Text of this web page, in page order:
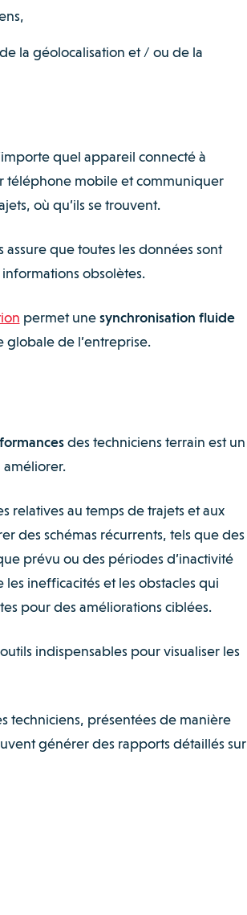
la géolocalisation et / ou de la
quel appareil connecté à
téléphone mobile et communiquer
où qu’ils se trouvent.
assure que toutes les données sont
obsolètes.
permet unesynchronisation fluide
globale de l’entreprise.
des techniciens terrain est un
relatives au temps de trajets et aux
des schémas récurrents, tels que des
prévu ou des périodes d’inactivité
inefficacités et les obstacles qui
pour des améliorations ciblées.
indispensables pour visualiser les
techniciens, présentées de manière
générer des rapports détaillés sur